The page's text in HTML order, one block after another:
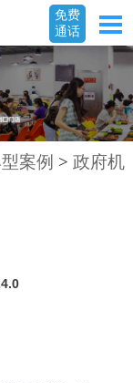
免费
通话
案例 > 政府机